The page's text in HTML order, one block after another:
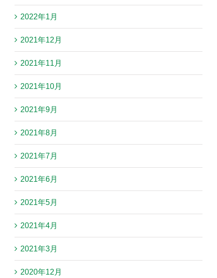
2022年1月
2021年12月
2021年11月
2021年10月
2021年9月
2021年8月
2021年7月
2021年6月
2021年5月
2021年4月
2021年3月
2020年12月